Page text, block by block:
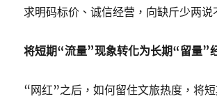
求明码标价、诚信经营，向缺斤少两说
将短期“流量”现象转化为长期“留量”
“网红”之后，如何留住文旅热度，将